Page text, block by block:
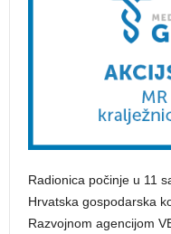
Radionica počinje u 11
Hrvatska gospodarska
Razvojnom agencijom